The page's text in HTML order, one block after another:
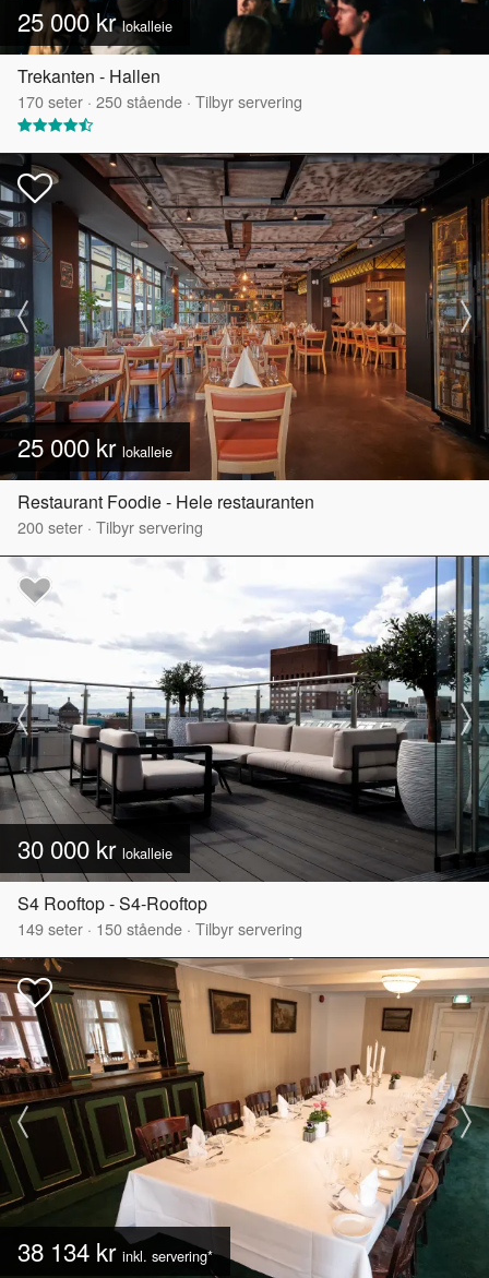
25 000 krlokalleie
Trekanten - Hallen
170seter · 250stående · Tilbyr servering
25 000 kr lokalleie
Restaurant Foodie - Hele restauranten
200seter · Tilbyr servering
30 000 kr lokalleie
S4 Rooftop - S4-Rooftop
149seter · 150stående · Tilbyr servering
38 134 kr inkl. servering*